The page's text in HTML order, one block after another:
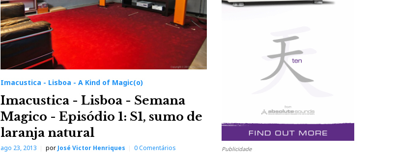
Imacustica - Lisboa - A Kind of Magic(o)
Imacustica - Lisboa - Semana
Magico - Episódio 1: S1, sumo de
laranja natural
ago 23, 2013 por José Victor Henriques 0 Comentários Publicidade